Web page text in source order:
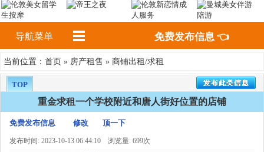
导航菜单 免费发布信息 👈
当前位置： 首页 » 房产租售 » 商铺出租/求租
TOP
重金求租一个学校附近和唐人街好位置的店铺
免费发布信息 修改 顶一下
发布时间: 2023-10-13 06:44:10 浏览量: 699次